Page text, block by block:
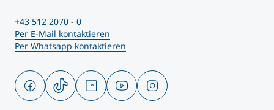
+43 512 2070 - 0
Per E-Mail kontaktieren
Per Whatsapp kontaktieren